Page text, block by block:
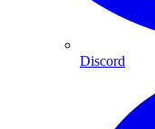
Discord